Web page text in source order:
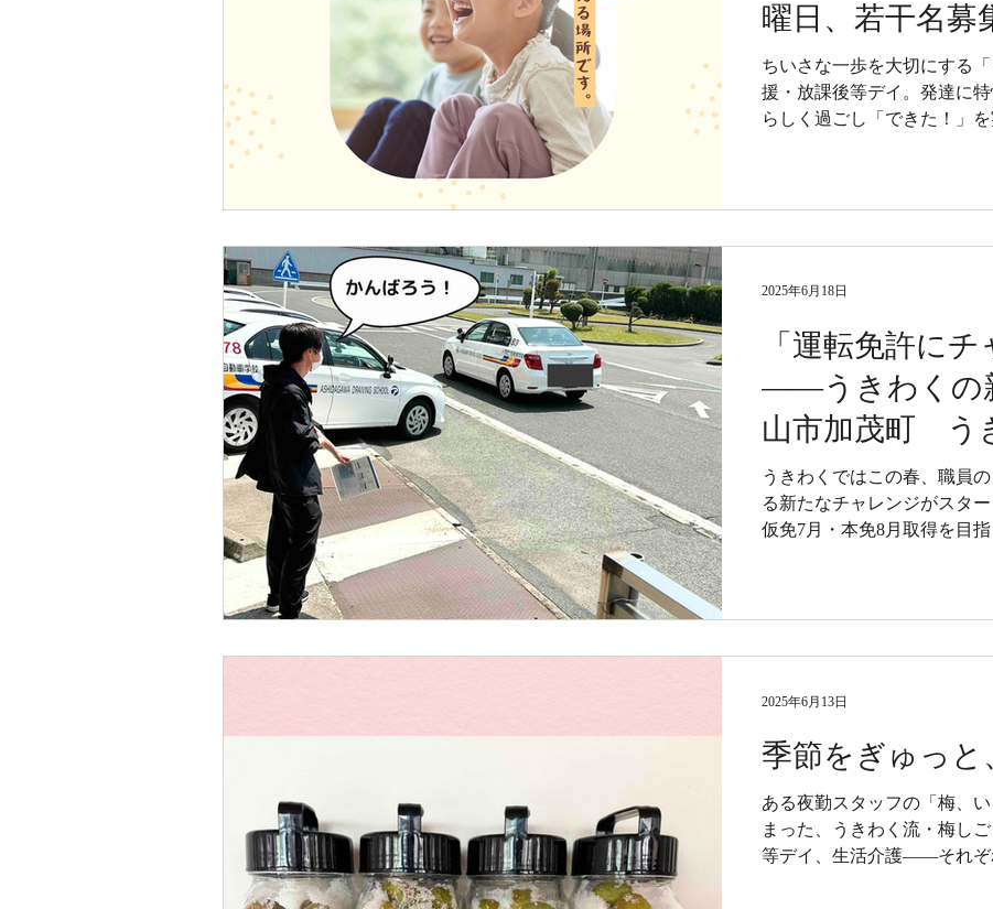
曜日、若干名募
ちいさな一歩を大切にする
援・放課後等デイ。発達に
らしく過ごし「できた！」
「運転免許にチ
——うきわくの
山市加茂町 う
うきわくではこの春、職員
る新たなチャレンジがスタ
仮免7月・本免8月取得を目
2025年6月18日
季節をぎゅっと
ある夜勤スタッフの「梅、
まった、うきわく流・梅し
等デイ、生活介護——それぞ
2025年6月13日